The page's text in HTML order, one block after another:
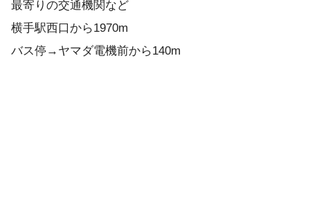
最寄りの交通機関など
横手駅西口から1970m
バス停→ヤマダ電機前から140m